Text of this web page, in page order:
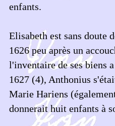
enfants.
Elisabeth est sans doute
1626 peu après un
l'inventaire de ses biens
1627 (4), Anthonius
Marie Hariens
donnerait huit enfants à